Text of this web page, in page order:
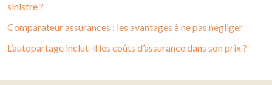
sinistre ?
Comparateur assurances : les avantages à ne pas négliger
L’autopartage inclut-il les coûts d’assurance dans son prix ?